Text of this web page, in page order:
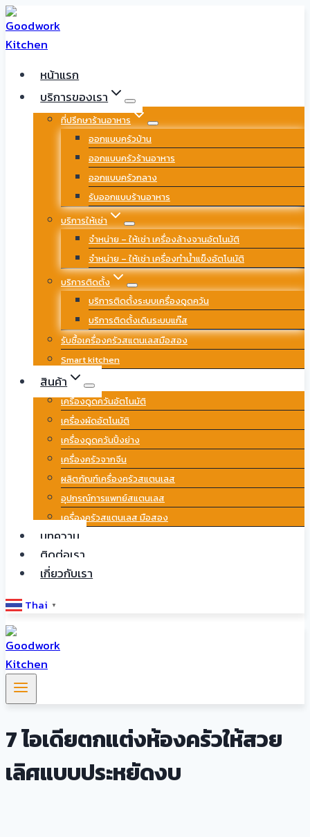
Skip
to
content
หน้าแรก
บริการของเรา
ที่ปรึกษาร้านอาหาร
ออกแบบครัวบ้าน
ออกแบบครัวร้านอาหาร
ออกแบบครัวกลาง
รับออกแบบร้านอาหาร
บริการให้เช่า
จำหน่าย – ให้เช่า เครื่องล้างจานอัตโนมัติ
จำหน่าย – ให้เช่า เครื่องทำน้ำแข็งอัตโนมัติ
บริการติดตั้ง
บริการติดตั้งระบบเครื่องดูดควัน
บริการติดตั้งเดินระบบแก๊ส
รับซื้อเครื่องครัวสแตนเลสมือสอง
Smart kitchen
สินค้า
เครื่องดูดควันอัตโนมัติ
เครื่องผัดอัตโนมัติ
เครื่องดูดควันปิ้งย่าง
เครื่องครัวจากจีน
ผลิตภัณฑ์เครื่องครัวสแตนเลส
อุปกรณ์การแพทย์สแตนเลส
เครื่องครัวสแตนเลส มือสอง
บทความ
ติดต่อเรา
เกี่ยวกับเรา
Thai ▼
7 ไอเดียตกแต่งห้องครัวให้สวย
เลิศแบบประหยัดงบ